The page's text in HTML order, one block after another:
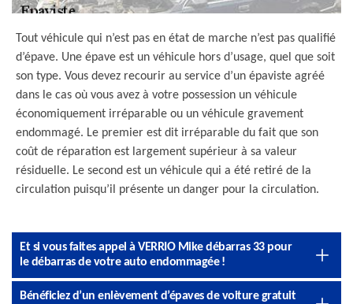
Tout véhicule qui n’est pas en état de marche n’est pas qualifié
d’épave. Une épave est un véhicule hors d’usage, quel que soit
son type. Vous devez recourir au service d’un épaviste agréé
dans le cas où vous avez à votre possession un véhicule
économiquement irréparable ou un véhicule gravement
endommagé. Le premier est dit irréparable du fait que son
coût de réparation est largement supérieur à sa valeur
résiduelle. Le second est un véhicule qui a été retiré de la
circulation puisqu’il présente un danger pour la circulation.
Et si vous faites appel à VERRIO Mike débarras 33 pour
le débarras de votre auto endommagée !
Bénéficiez d’un enlèvement d’épaves de voiture gratuit